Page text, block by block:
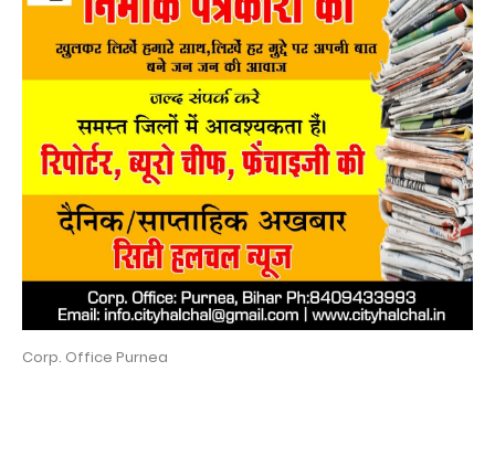
Corp. Office Purnea